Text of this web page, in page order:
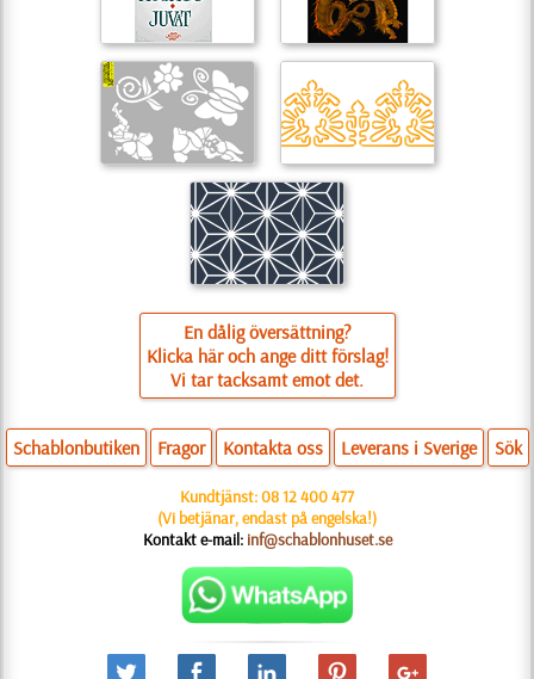
En dålig översättning?
Klicka här och ange ditt förslag!
Vi tar tacksamt emot det.
Schablonbutiken Fragor Kontakta oss Leverans i Sverige Sök
Kundtjänst:08 12 400 477
(Vi betjänar, endast på engelska!)
Kontakt e-mail: inf@schablonhuset.se